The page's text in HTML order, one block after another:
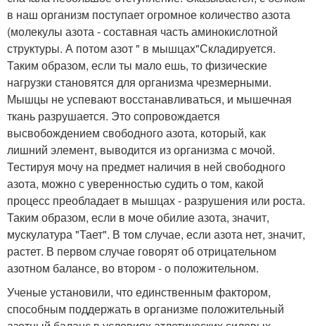
в наш организм поступает огромное количество азота
(молекулы азота - составная часть аминокислотной
структуры. А потом азот " в мышцах"Складируется.
Таким образом, если ты мало ешь, то физические
нагрузки становятся для организма чрезмерными.
Мышцы не успевают восстанавливаться, и мышечная
ткань разрушается. Это сопровождается
высвобождением свободного азота, который, как
лишний элемент, выводится из организма с мочой.
Тестируя мочу на предмет наличия в ней свободного
азота, можно с уверенностью судить о том, какой
процесс преобладает в мышцах - разрушения или роста.
Таким образом, если в моче обилие азота, значит,
мускулатура "Тает". В том случае, если азота нет, значит,
растет. В первом случае говорят об отрицательном
азотном балансе, во втором - о положительном.
Ученые установили, что единственным фактором,
способным поддержать в организме положительный